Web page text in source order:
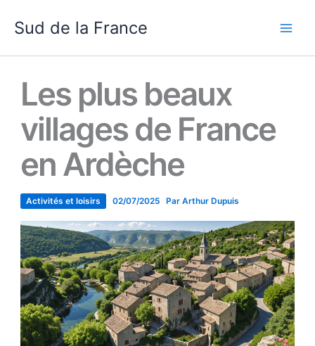
Sud de la France
Les plus beaux
villages de France
en Ardèche
Activités et loisirs 02/07/2025 ParArthur Dupuis